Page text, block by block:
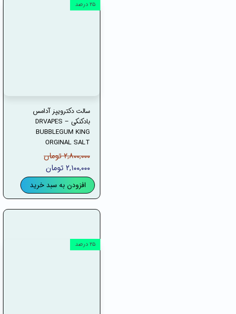
سالت دکترویپز آدامس
بادکنکی – DRVAPES
BUBBLEGUM KING
ORGINAL SALT
۲,۸۰۰,۰۰۰ تومان
۲,۱۰۰,۰۰۰ تومان
افزودن به سبد خرید
۲۵ درصد
۲۵ درصد